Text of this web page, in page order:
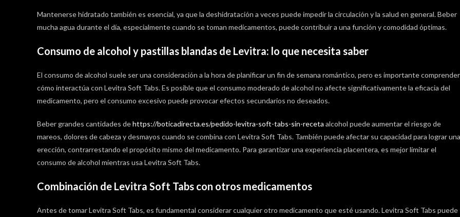
Mantenerse hidratado también es esencial, ya que la deshidratación a veces puede impedir la circulación y la salud en general. Beber
mucha agua durante el día, especialmente cuando se toman medicamentos, puede contribuir a una función y comodidad óptimas.
Consumo de alcohol y pastillas blandas de Levitra: lo que necesita saber
El consumo de alcohol suele ser una consideración a la hora de planificar un fin de semana romántico, pero es importante comprender
cómo interactúa con Levitra Soft Tabs. Es posible que el consumo moderado de alcohol no afecte significativamente la eficacia del
medicamento, pero el consumo excesivo puede provocar efectos secundarios no deseados.
Beber grandes cantidades dehttps://boticadirecta.es/pedido-levitra-soft-tabs-sin-receta alcohol puede aumentar el riesgo de
mareos, dolores de cabeza y desmayos cuando se combina con Levitra Soft Tabs. También puede afectar su capacidad para lograr una
erección, contrarrestando el propósito mismo del medicamento. Para garantizar una experiencia placentera, es mejor limitar el
consumo de alcohol mientras usa Levitra Soft Tabs.
Combinación de Levitra Soft Tabs con otros medicamentos
Antes de tomar Levitra Soft Tabs, es fundamental considerar cualquier otro medicamento que esté usando. Levitra Soft Tabs puede